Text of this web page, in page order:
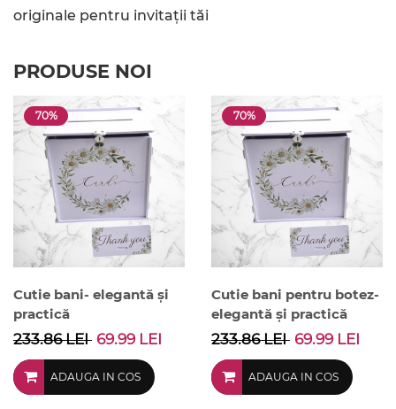
originale pentru invitații tăi
PRODUSE NOI
70%
Cutie bani- elegantă și
practică
233.86 LEI 69.99 LEI
ADAUGA IN COS
70%
Cutie bani pentru botez-
elegantă și practică
233.86 LEI 69.99 LEI
ADAUGA IN COS